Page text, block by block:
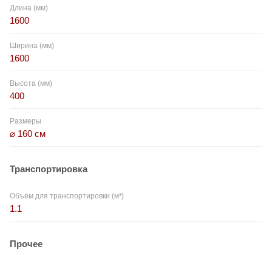
Длина (мм)
1600
Ширина (мм)
1600
Высота (мм)
400
Размеры
⌀ 160 см
Транспортировка
Объём для транспортировки (м³)
1.1
Прочее